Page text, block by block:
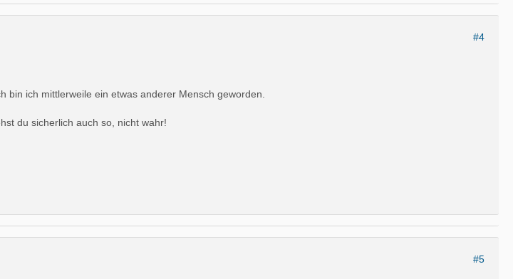
#4
ich mittlerweile ein etwas anderer Mensch geworden.
du sicherlich auch so, nicht wahr!
#5